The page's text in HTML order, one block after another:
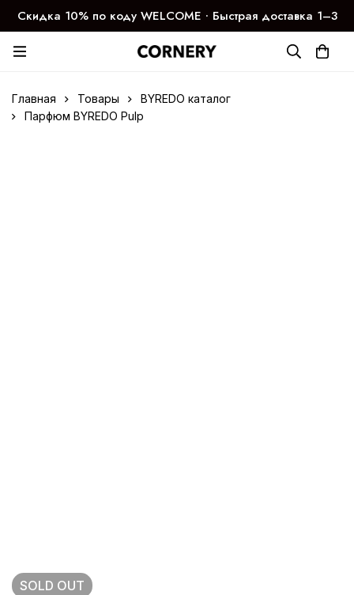
Скидка 10% по коду WELCOME ∙ Быстрая доставка 1–3
дня
Главная Товары
BYREDO каталог
Парфюм BYREDO Pulp
SOLD OUT